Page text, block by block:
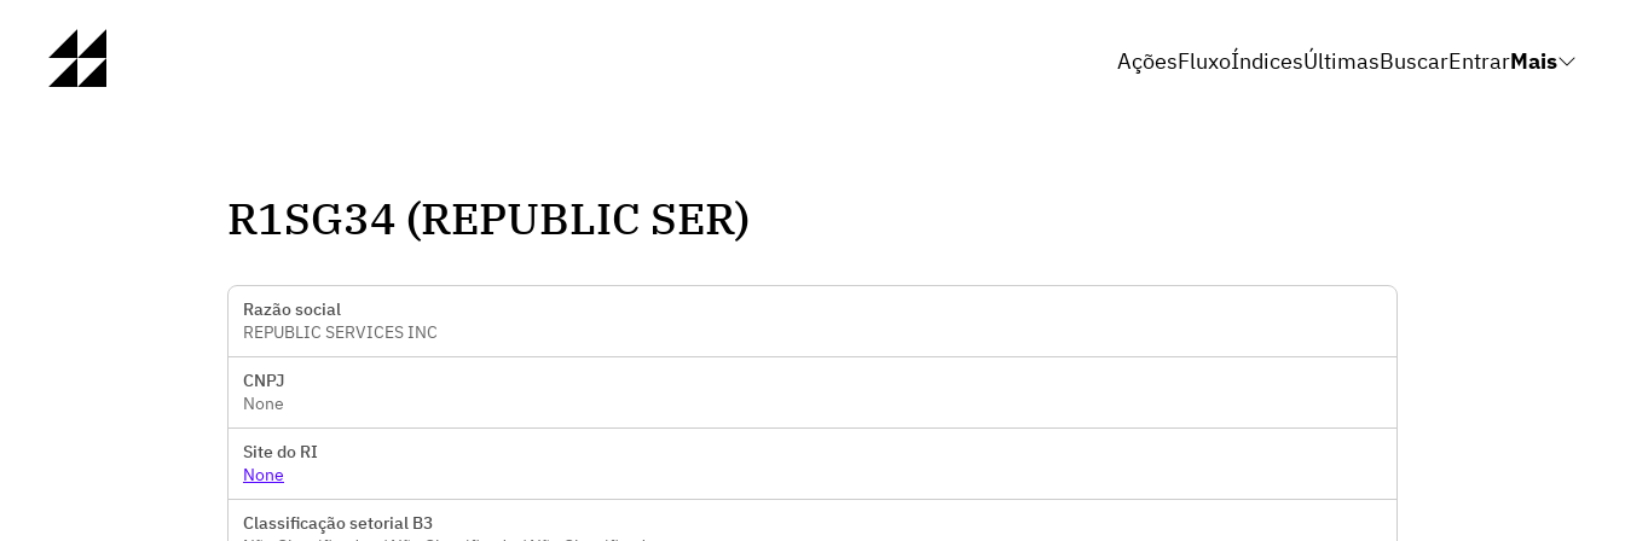
AçõesFluxoÍndicesÚltimasBuscarEntrarMais
R1SG34 (REPUBLIC SER)
Razão social
REPUBLIC SERVICES INC
CNPJ
None
Site do RI
None
Classificação setorial B3